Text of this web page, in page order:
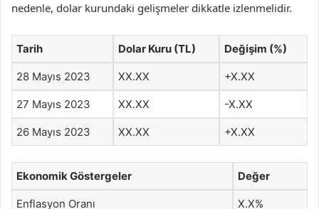
nedenle, dolar kurundaki gelişmeler dikkatle izlenmelidir.
Tarih Dolar Kuru (TL) Değişim (%)
28 Mayıs 2023 XX.XX +X.XX
27 Mayıs 2023 XX.XX -X.XX
26 Mayıs 2023 XX.XX +X.XX
Ekonomik Göstergeler Değer
Enflasyon Oranı X.X%